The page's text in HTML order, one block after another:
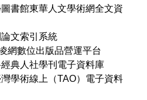
書館東華人文學術網全文資
文索引系統
網數位出版品營運平台
典人社學刊電子資料庫
學術線上（TAO）電子資料